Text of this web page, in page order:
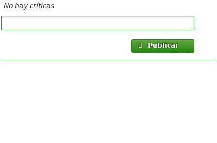
No hay críticas
Publicar